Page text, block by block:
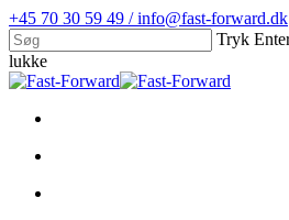
Skip
to
main
content
+45 70 30 59 49 / info@fast-forward.dk
Tryk
lukke
Close